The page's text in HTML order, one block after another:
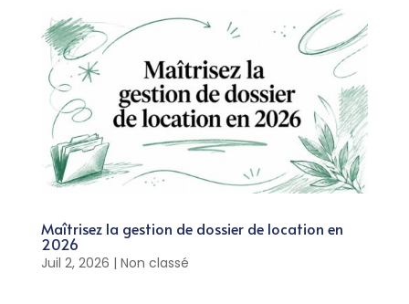
Maîtrisez la gestion de dossier de location en
2026
Juil 2, 2026 | Non classé